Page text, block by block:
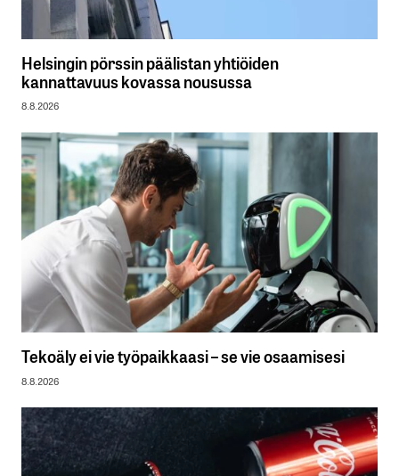
Helsingin pörssin päälistan yhtiöiden
kannattavuus kovassa nousussa
8.8.2026
Tekoäly ei vie työpaikkaasi – se vie osaamisesi
8.8.2026